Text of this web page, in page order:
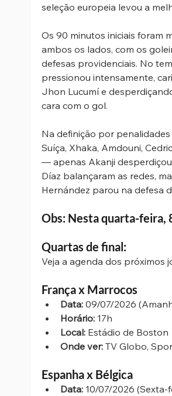
seleção europeia levou a
Os 90 minutos iniciais foram
ambos os lados, com os
defesas providenciais. No
pressionou intensamente,
Jhon Lucumí e
cara com o gol.
Na definição por
Suíça, Xhaka, Amdouni,
— apenas Akanji
Díaz balançaram as redes,
Hernández parou na defesa
Obs: Nesta quarta-feira,
Quartas de final:
Veja a agenda dos próximos
França x Marrocos
Data: 09/07/2026
Horário: 17h
Local: Estádio de Boston
Onde ver: TV Globo,
Espanha x Bélgica
Data: 10/07/2026 (Sexta-